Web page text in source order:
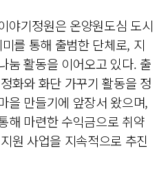
야기정원은 온양원도심 도시
를 통해 출범한 단체로, 지
눔 활동을 이어오고 있다. 출
화와 화단 가꾸기 활동을 정
을 만들기에 앞장서 왔으며,
해 마련한 수익금으로 취약
원 사업을 지속적으로 추진